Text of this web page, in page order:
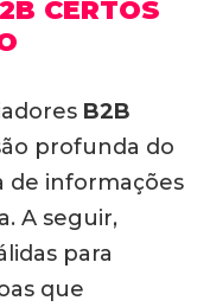
CERTOS
B2B
profunda do
de informações
A seguir,
para
que